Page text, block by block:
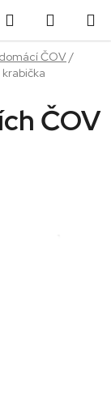
Hledat
KOŠÍK
ČOV/
ČOV